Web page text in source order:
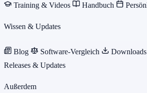
Training & Videos Handbuch
Wissen & Updates
Blog Software-Vergleich
Releases & Updates
Außerdem